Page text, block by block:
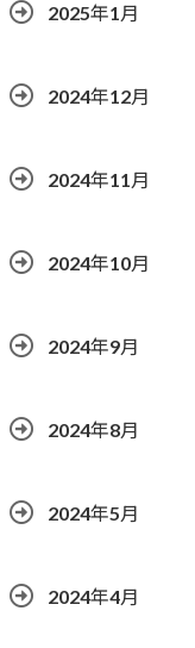
2025年1月
2024年12月
2024年11月
2024年10月
2024年9月
2024年8月
2024年5月
2024年4月